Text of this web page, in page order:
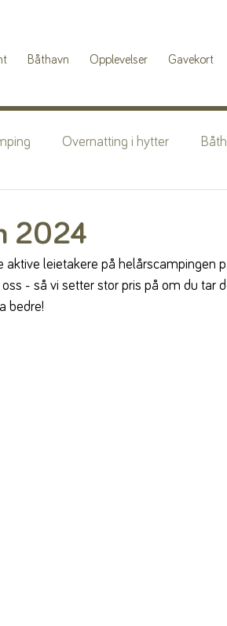
Båthavn Opplevelser Gavekort
Overnatting i hytter
2024
leietakere på helårscampingen
- så vi setter stor pris på om du tar
bedre!